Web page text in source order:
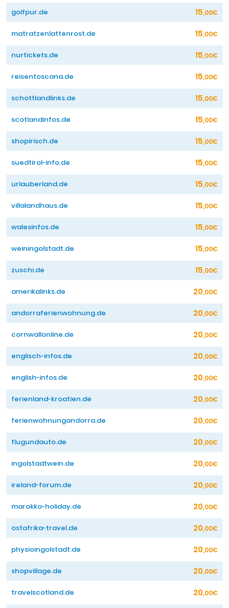
golfpur.de 15,00€
matratzenlattenrost.de 15,00€
nurtickets.de 15,00€
reisentoscana.de 15,00€
schottlandlinks.de 15,00€
scotlandinfos.de 15,00€
shopirisch.de 15,00€
suedtirol-info.de 15,00€
urlauberland.de 15,00€
villalandhaus.de 15,00€
walesinfos.de 15,00€
weiningolstadt.de 15,00€
zuschi.de 15,00€
amerikalinks.de 20,00€
andorraferienwohnung.de 20,00€
cornwallonline.de 20,00€
englisch-infos.de 20,00€
english-infos.de 20,00€
ferienland-kroatien.de 20,00€
ferienwohnungandorra.de 20,00€
flugundauto.de 20,00€
ingolstadtwein.de 20,00€
ireland-forum.de 20,00€
marokko-holiday.de 20,00€
ostafrika-travel.de 20,00€
physioingolstadt.de 20,00€
shopvillage.de 20,00€
travelscotland.de 20,00€